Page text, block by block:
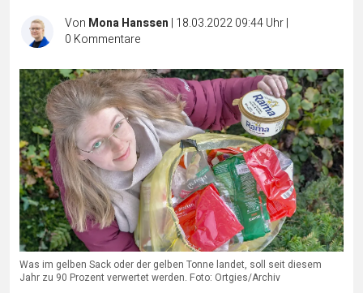
Von Mona Hanssen | 18.03.2022 09:44 Uhr|
0 Kommentare
Was im gelben Sack oder der gelben Tonne landet, soll seit diesem
Jahr zu 90 Prozent verwertet werden. Foto: Ortgies/Archiv